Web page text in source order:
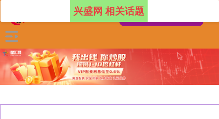
兴盛网 相关话题